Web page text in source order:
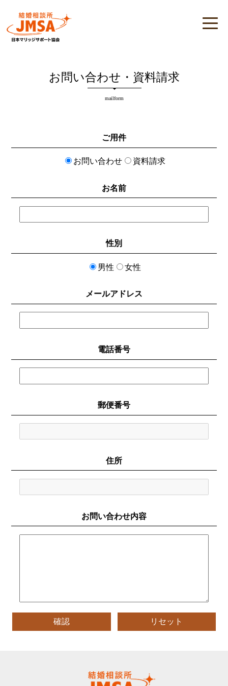
お問い合わせ・資料請求
mailform
ご用件
お問い合わせ 資料請求
お名前
性別
男性 女性
メールアドレス
電話番号
郵便番号
住所
お問い合わせ内容